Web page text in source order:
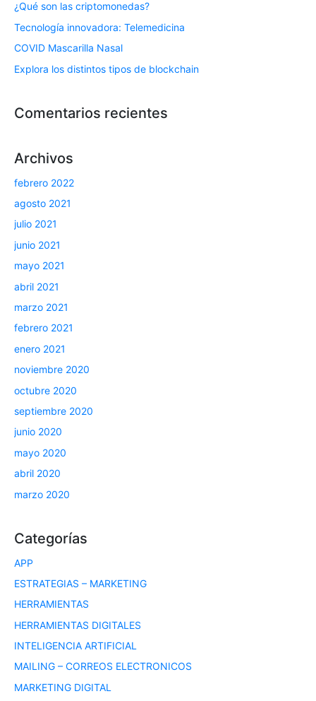
¿Qué son las criptomonedas?
Tecnología innovadora: Telemedicina
COVID Mascarilla Nasal
Explora los distintos tipos de blockchain
Comentarios recientes
Archivos
febrero 2022
agosto 2021
julio 2021
junio 2021
mayo 2021
abril 2021
marzo 2021
febrero 2021
enero 2021
noviembre 2020
octubre 2020
septiembre 2020
junio 2020
mayo 2020
abril 2020
marzo 2020
Categorías
APP
ESTRATEGIAS – MARKETING
HERRAMIENTAS
HERRAMIENTAS DIGITALES
INTELIGENCIA ARTIFICIAL
MAILING – CORREOS ELECTRONICOS
MARKETING DIGITAL